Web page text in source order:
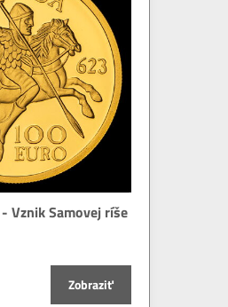
Vznik Samovej ríše
Zobraziť